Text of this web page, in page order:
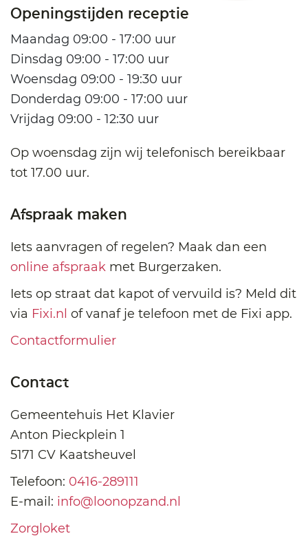
Openingstijden receptie
Maandag 09:00 - 17:00 uur
Dinsdag 09:00 - 17:00 uur
Woensdag 09:00 - 19:30 uur
Donderdag 09:00 - 17:00 uur
Vrijdag 09:00 - 12:30 uur
Op woensdag zijn wij telefonisch bereikbaar
tot 17.00 uur.
Afspraak maken
Iets aanvragen of regelen? Maak dan een
online afspraak met Burgerzaken.
Iets op straat dat kapot of vervuild is? Meld dit
via Fixi.nl of vanaf je telefoon met de Fixi app.
Contactformulier
Contact
Gemeentehuis Het Klavier
Anton Pieckplein 1
5171 CV Kaatsheuvel
Telefoon: 0416-289111
E-mail: info@loonopzand.nl
Zorgloket